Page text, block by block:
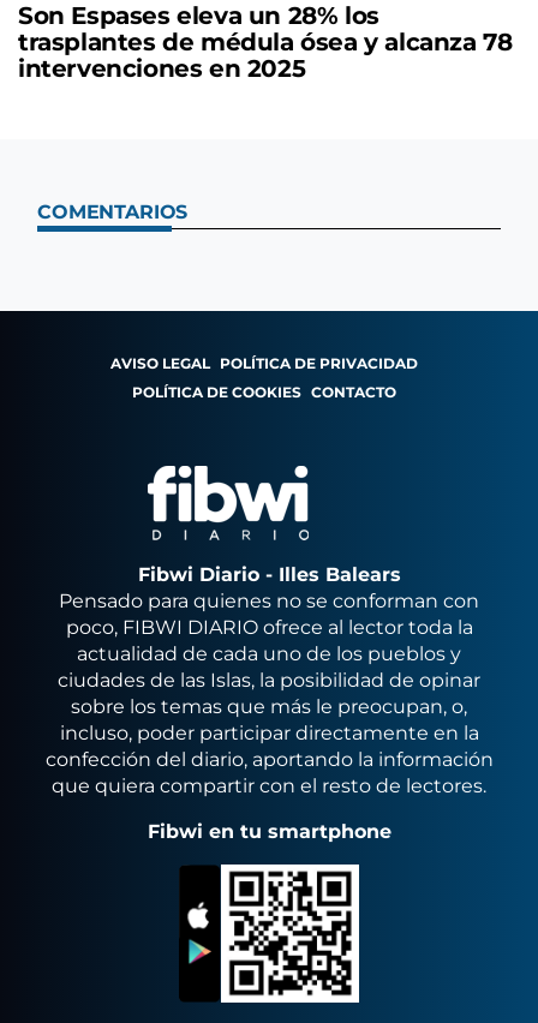
Son Espases eleva un 28% los
trasplantes de médula ósea y alcanza 78
intervenciones en 2025
COMENTARIOS
AVISO LEGAL POLÍTICA DE PRIVACIDAD
POLÍTICA DE COOKIES CONTACTO
Fibwi Diario - Illes Balears
Pensado para quienes no se conforman con
poco, FIBWI DIARIO ofrece al lector toda la
actualidad de cada uno de los pueblos y
ciudades de las Islas, la posibilidad de opinar
sobre los temas que más le preocupan, o,
incluso, poder participar directamente en la
confección del diario, aportando la información
que quiera compartir con el resto de lectores.
Fibwi en tu smartphone